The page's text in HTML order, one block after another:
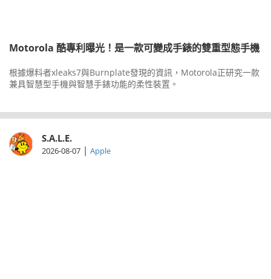
Motorola 酷專利曝光！是一款可變成手錶的雙重型態手機
根據爆料者xleaks7與Burnplate發現的資訊，Motorola正研究一款
兼具智慧型手機與智慧手錶功能的柔性裝置。
S.A.L.E.
2026-08-07 | Apple